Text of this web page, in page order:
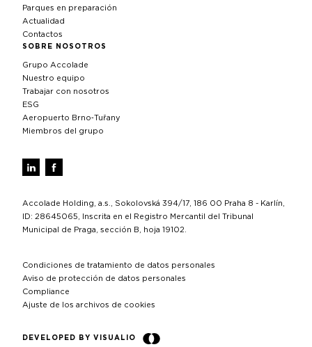
Parques en preparación
Actualidad
Contactos
SOBRE NOSOTROS
Grupo Accolade
Nuestro equipo
Trabajar con nosotros
ESG
Aeropuerto Brno‑Tuřany
Miembros del grupo
Accolade Holding, a.s., Sokolovská 394/17, 186 00 Praha 8 - Karlín,
ID: 28645065, Inscrita en el Registro Mercantil del Tribunal
Municipal de Praga, sección B, hoja 19102.
Condiciones de tratamiento de datos personales
Aviso de protección de datos personales
Compliance
Ajuste de los archivos de cookies
DEVELOPED BY VISUALIO